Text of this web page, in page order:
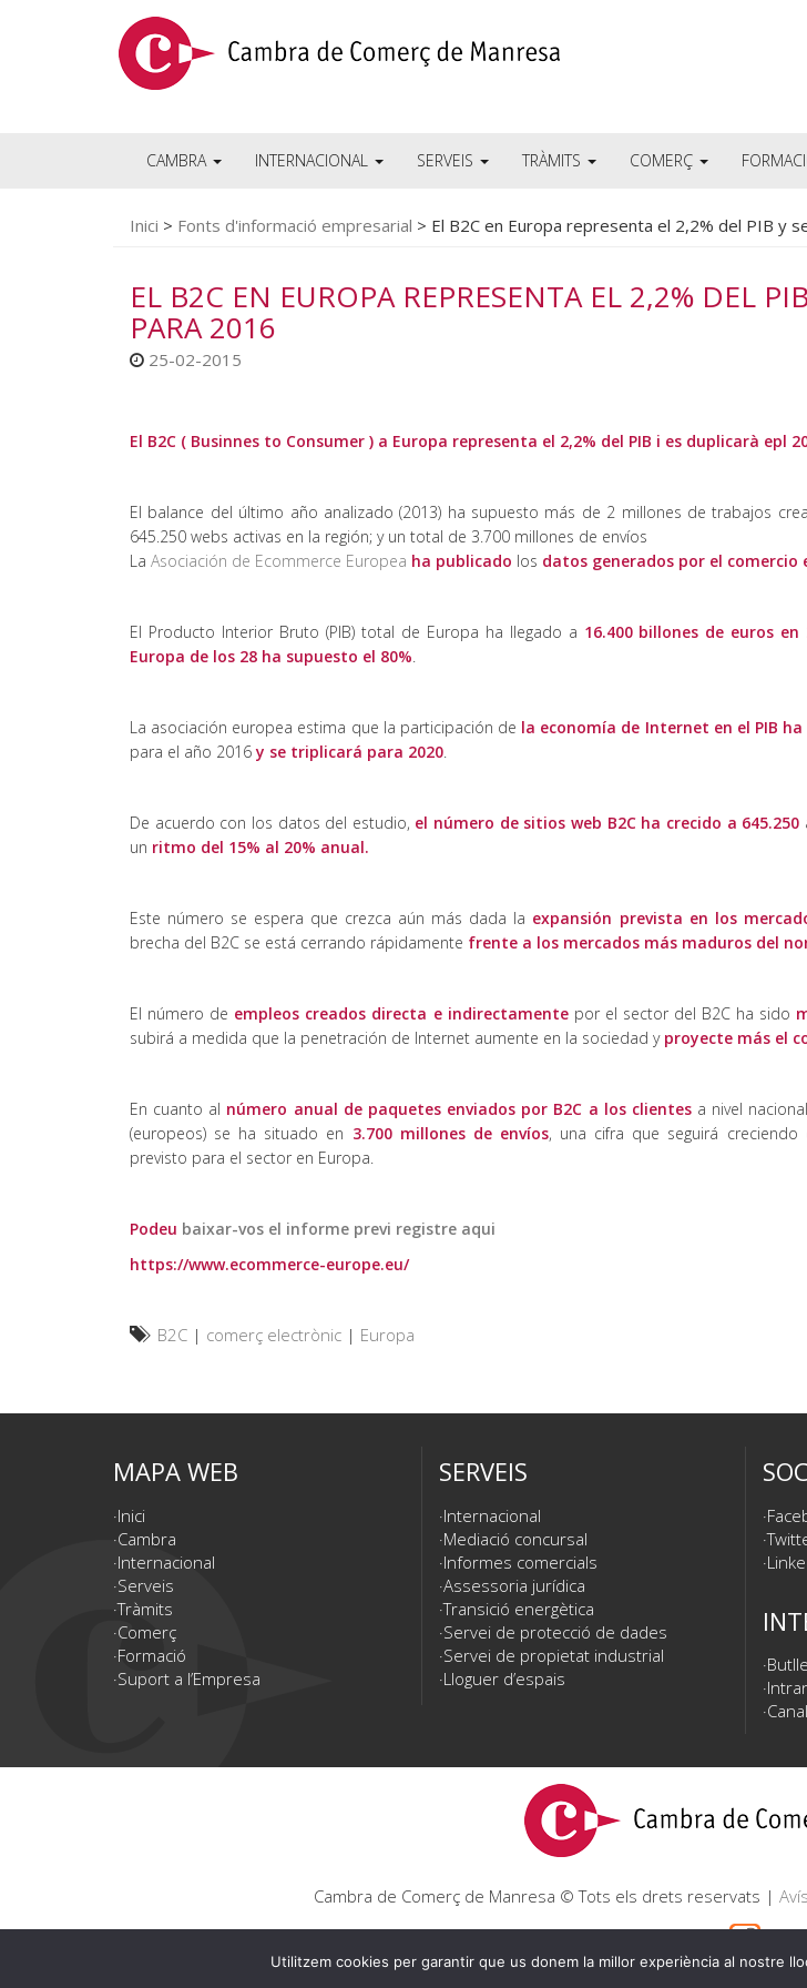
CAMBRA INTERNACIONAL SERVEIS TRÀMITS COMERÇ
Inici > Fonts d'informació empresarial > El B2C en Europa representa el 2,2% del PIB y
EL B2C EN EUROPA REPRESENTA EL 2,2% DEL
PARA 2016
25-02-2015
El B2C ( Businnes to Consumer ) a Europa representa el 2,2% del PIB i es duplicarà epl
El balance del último año analizado (2013) ha supuesto más de 2 millones de trabajos
645.250 webs activas en la región; y un total de 3.700 millones de envíos
La Asociación de Ecommerce Europea ha publicado los datos generados por el comercio
El Producto Interior Bruto (PIB) total de Europa ha llegado a 16.400 billones de euros en
Europa de los 28 ha supuesto el 80%.
La asociación europea estima que la participación de la economía de Internet en el PIB ha
para el año 2016y se triplicará para 2020.
De acuerdo con los datos del estudio, el número de sitios web B2C ha crecido a 645.250
un ritmo del 15% al 20% anual.
Este número se espera que crezca aún más dada la expansión prevista en los
brecha del B2C se está cerrando rápidamente frente a los mercados más maduros del
El número de empleos creados directa e indirectamentepor el sector del B2C ha sido
subirá a medida que la penetración de Internet aumente en la sociedad yproyecte más el
En cuanto al número anual de paquetes enviados por B2C a los clientesa nivel
(europeos) se ha situado en 3.700 millones de envíos, una cifra que seguirá
previsto para el sector en Europa.
Podeu baixar-vos el informe previ registre aqui
https://www.ecommerce-europe.eu/
B2C | comerç electrònic | Europa
MAPA WEB
Inici
Cambra
Internacional
Serveis
Tràmits
Comerç
Formació
Suport a l’Empresa
SERVEIS
Internacional
Mediació concursal
Informes comercials
Assessoria jurídica
Transició energètica
Servei de protecció de dades
Servei de propietat industrial
Lloguer d’espais
Cambra de Comerç de Manresa © Tots els drets reservats |
Utilitzem cookies per garantir que us donem la millor experiència al nostre